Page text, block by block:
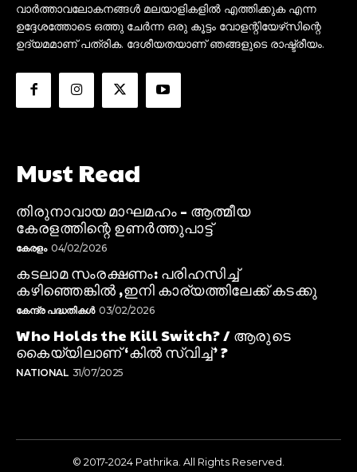
വാർത്താവലോകനങ്ങൾ മലയാളികളിൽ എത്തിക്കുക എന്ന
ഉദ്ദേശത്തോടെ ഒത്തു ചേർന്ന ഒരു കൂട്ടം വോളന്റിയേഴ്‌സിന്റെ
ഉദ്യമമാണ് പത്രിക. ദേശീയതയാണ് ഞങ്ങളുടെ രാഷ്ട്രീയം.
Must Read
തിരുനാവായ മാഘമഹം – ആത്മീയ
കേരളത്തിന്റെ ഉണർത്തുപാട്ട്
കേരളം 04/02/2026
കടലാമ സംരക്ഷണം: പരിഹസിച്ച്
കഴിഞ്ഞെങ്കിൽ ,ഇനി കാര്യത്തിലേക്ക് കടക്കു
കേന്ദ്ര പദ്ധതികൾ 03/02/2026
Who Holds the Kill Switch? / ആരുടെ
കൈയ്യിലാണ് ‘കിൽ സ്വിച്ച്’ ?
NATIONAL 31/07/2025
© 2017-2024 Pathrika. All Rights Reserved.